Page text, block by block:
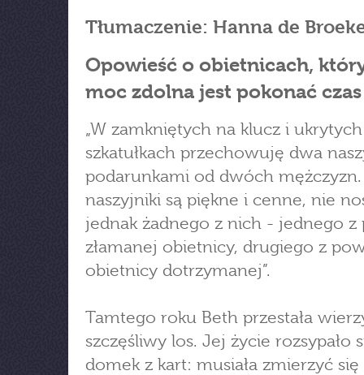
Tłumaczenie: Hanna de
Opowieść o obietnicach,
moc zdolna jest pokonać czas
„W zamkniętych na klucz i
szkatułkach przechowuję dwa
podarunkami od dwóch
naszyjniki są piękne i cenne, nie
jednak żadnego z nich - jednego
złamanej obietnicy, drugiego z
obietnicy dotrzymanej”.
Tamtego roku Beth przestała
szczęśliwy los. Jej życie rozsypało
domek z kart: musiała zmierzyć się